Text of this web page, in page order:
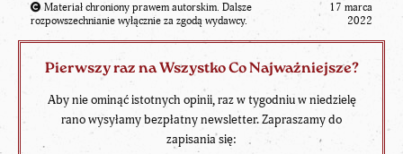
Materiał chroniony prawem autorskim. Dalsze
rozpowszechnianie wyłącznie za zgodą wydawcy.
17 marca
2022
Pierwszy raz na Wszystko Co Najważniejsze?
Aby nie ominąć istotnych opinii, raz w tygodniu w niedzielę
rano wysyłamy bezpłatny newsletter. Zapraszamy do
zapisania się: